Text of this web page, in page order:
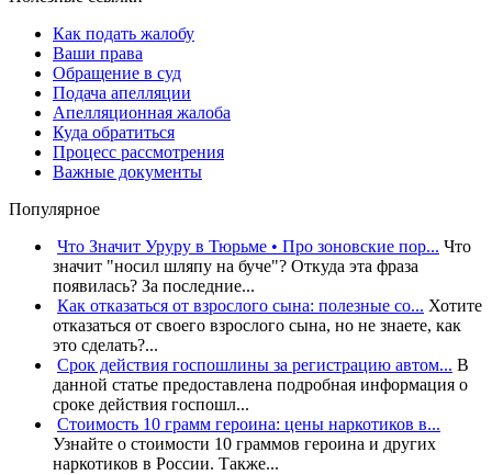
Как подать жалобу
Ваши права
Обращение в суд
Подача апелляции
Апелляционная жалоба
Куда обратиться
Процесс рассмотрения
Важные документы
Популярное
Что Значит Уруру в Тюрьме • Про зоновские пор... Что
значит "носил шляпу на буче"? Откуда эта фраза
появилась? За последние...
Как отказаться от взрослого сына: полезные со... Хотите
отказаться от своего взрослого сына, но не знаете, как
это сделать?...
Срок действия госпошлины за регистрацию автом... В
данной статье предоставлена подробная информация о
сроке действия госпошл...
Стоимость 10 грамм героина: цены наркотиков в...
Узнайте о стоимости 10 граммов героина и других
наркотиков в России. Также...